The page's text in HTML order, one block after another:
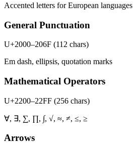
Accented letters for European languages
General Punctuation
U+2000–206F (112 chars)
Em dash, ellipsis, quotation marks
Mathematical Operators
U+2200–22FF (256 chars)
∀, ∃, ∑, ∏, ∫, √, ≈, ≠, ≤, ≥
Arrows